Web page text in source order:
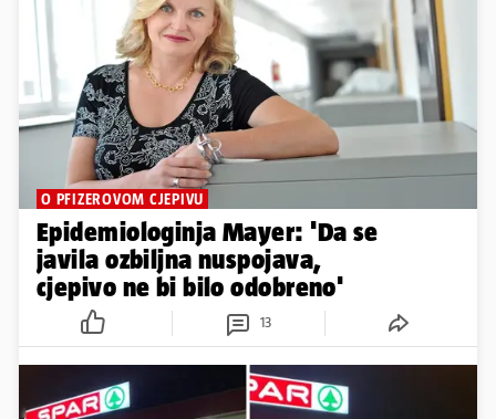
O PFIZEROVOM CJEPIVU
Epidemiologinja Mayer: 'Da se
javila ozbiljna nuspojava,
cjepivo ne bi bilo odobreno'
13